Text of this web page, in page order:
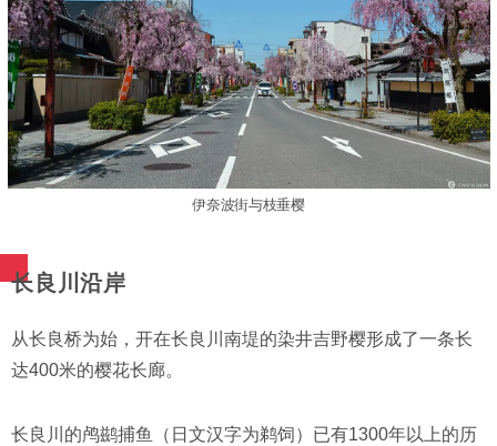
伊奈波街与枝垂樱
长良川沿岸
从长良桥为始，开在长良川南堤的染井吉野樱形成了一条长
达400米的樱花长廊。
长良川的鸬鹚捕鱼（日文汉字为鹈饲）已有1300年以上的历